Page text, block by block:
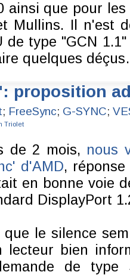
ainsi que pour
Mullins. Il n'est
de type "GCN
quelques
proposition
; FreeSync; G-SYNC;
Triolet
de 2 mois, nous
d'AMD,
en bonne voie
DisplayPort
que le silence
lecteur bien
de type